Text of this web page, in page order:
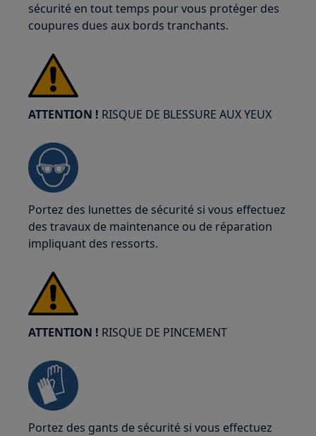
sécurité en tout temps pour vous protéger des
coupures dues aux bords tranchants.
ATTENTION ! RISQUE DE BLESSURE AUX YEUX
Portez des lunettes de sécurité si vous effectuez
des travaux de maintenance ou de réparation
impliquant des ressorts.
ATTENTION ! RISQUE DE PINCEMENT
Portez des gants de sécurité si vous effectuez